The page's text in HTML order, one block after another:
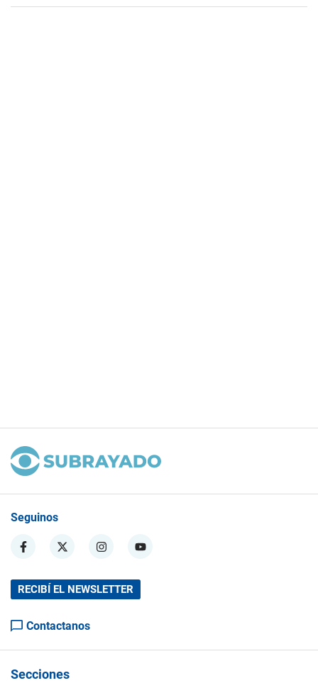
Seguinos
RECIBÍ EL NEWSLETTER
Contactanos
Secciones